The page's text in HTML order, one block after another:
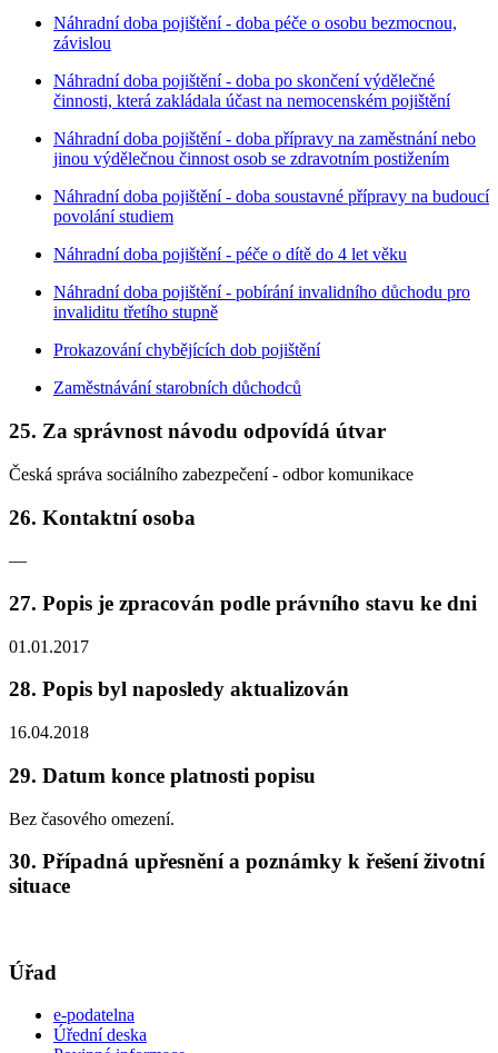
Náhradní doba pojištění - doba péče o osobu bezmocnou,
závislou
Náhradní doba pojištění - doba po skončení výdělečné
činnosti, která zakládala účast na nemocenském pojištění
Náhradní doba pojištění - doba přípravy na zaměstnání nebo
jinou výdělečnou činnost osob se zdravotním postižením
Náhradní doba pojištění - doba soustavné přípravy na budoucí
povolání studiem
Náhradní doba pojištění - péče o dítě do 4 let věku
Náhradní doba pojištění - pobírání invalidního důchodu pro
invaliditu třetího stupně
Prokazování chybějících dob pojištění
Zaměstnávání starobních důchodců
25. Za správnost návodu odpovídá útvar
Česká správa sociálního zabezpečení - odbor komunikace
26. Kontaktní osoba
—
27. Popis je zpracován podle právního stavu ke dni
01.01.2017
28. Popis byl naposledy aktualizován
16.04.2018
29. Datum konce platnosti popisu
Bez časového omezení.
30. Případná upřesnění a poznámky k řešení životní
situace
Úřad
e-podatelna
Úřední deska